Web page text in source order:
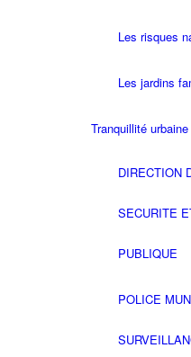
Les risques
Les jardins
Tranquillité urbaine
DIRECTION
SECURITE
PUBLIQUE
POLICE